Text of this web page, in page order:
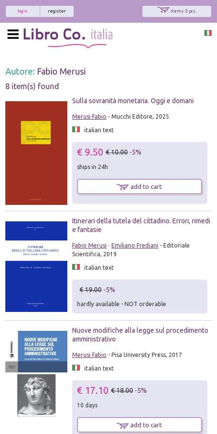
items: 0 pcs.
register
login
Autore: Fabio Merusi
8 item(s) found
Sulla sovranità monetaria. Oggi e domani
Merusi Fabio - Mucchi Editore, 2025
italian text
€ 9.50 € 10.00 -5%
ships in 24h
add to cart
Itinerari della tutela del cittadino. Errori, rimedi
e fantasie
Fabio Merusi - Emiliano Frediani - Editoriale
Scientifica, 2019
italian text
€ 19.00 -5%
hardly available - NOT orderable
Nuove modifiche alla legge sul procedimento
amministrativo
Merusi Fabio - Pisa University Press, 2017
italian text
€ 17.10 € 18.00 -5%
10 days
add to cart